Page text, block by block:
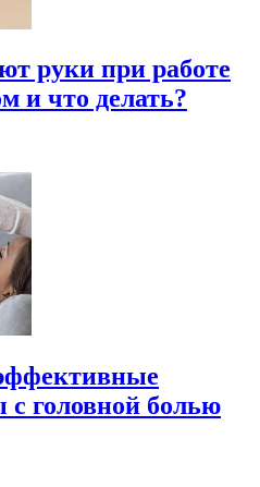
руки при работе
и что делать?
головной болью